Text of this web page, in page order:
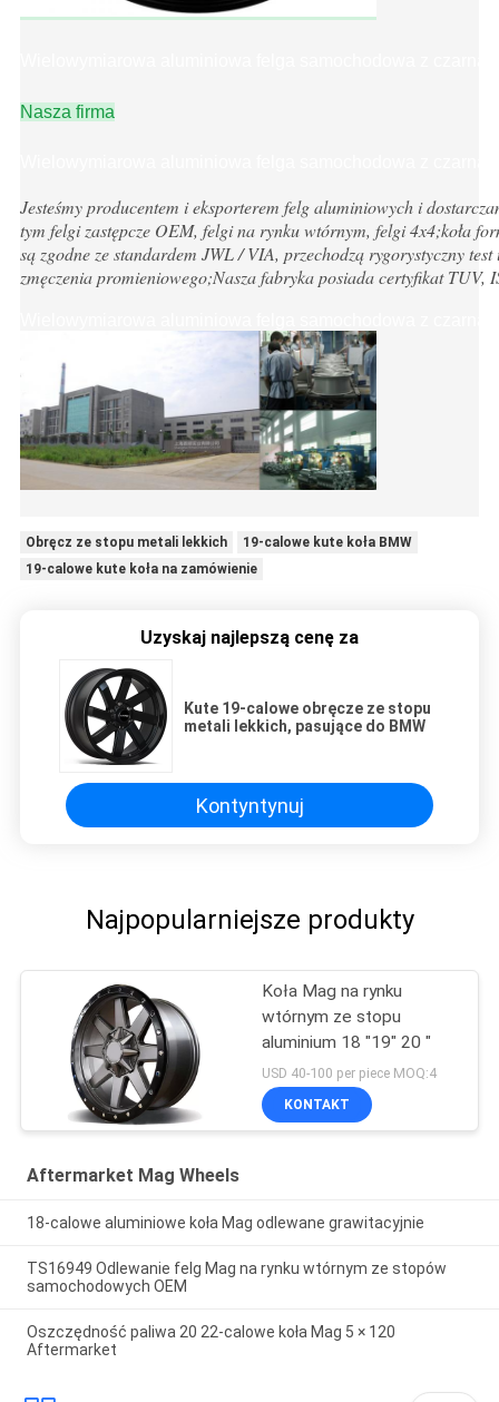
Nasza firma
Jesteśmy producentem i eksporterem felg aluminiowych i
tym felgi zastępcze OEM, felgi na rynku wtórnym, felgi 4x4;koła
są zgodne ze standardem JWL / VIA, przechodzą rygorystyczny
zmęczenia promieniowego;Nasza fabryka posiada certyfikat TUV,
Obręcz ze stopu metali lekkich
19-calowe kute koła BMW
19-calowe kute koła na zamówienie
Uzyskaj najlepszą cenę za
Kute 19-calowe obręcze ze stopu
metali lekkich, pasujące do BMW
Kontyntynuj
Najpopularniejsze produkty
Koła Mag na rynku
wtórnym ze stopu
aluminium 18 "19" 20 "
USD 40-100 per piece MOQ:4
KONTAKT
Aftermarket Mag Wheels
18-calowe aluminiowe koła Mag odlewane grawitacyjnie
TS16949 Odlewanie felg Mag na rynku wtórnym ze stopów
samochodowych OEM
Oszczędność paliwa 20 22-calowe koła Mag 5 × 120
Aftermarket